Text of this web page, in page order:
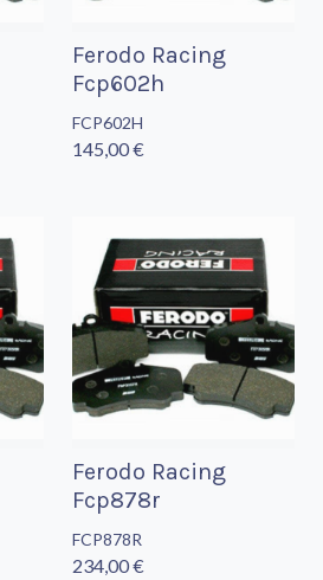
Ferodo Racing
Fcp602h
FCP602H
145,00 €
Ferodo Racing
Fcp878r
FCP878R
234,00 €